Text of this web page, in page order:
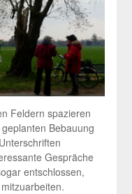
Feldern spazieren
Bebauung
Gespräche
entschlossen,